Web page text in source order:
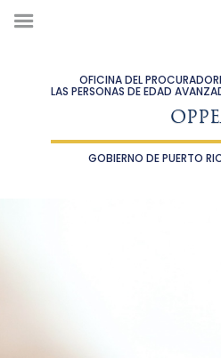
OFICINA DEL
LAS PERSONAS DE EDAD
GOBIERNO DE PUERTO